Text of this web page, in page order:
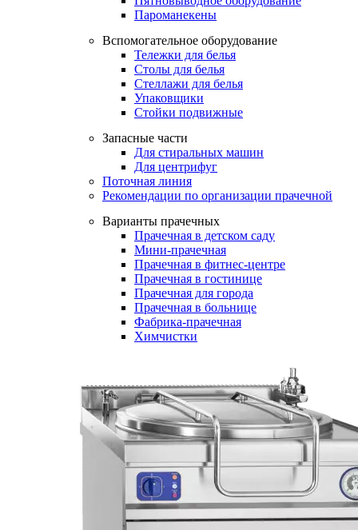
Пароманекены
Вспомогательное оборудование
Тележки для белья
Столы для белья
Стеллажи для белья
Упаковщики
Стойки подвижные
Запасные части
Для стиральных машин
Для центрифуг
Поточная линия
Рекомендации по организации прачечной
Варианты прачечных
Прачечная в детском саду
Мини-прачечная
Прачечная в фитнес-центре
Прачечная в гостинице
Прачечная для города
Прачечная в больнице
Фабрика-прачечная
Химчистки